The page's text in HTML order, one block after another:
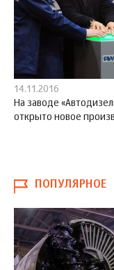
14.11.2016
На заводе
открыто новое
ПОПУЛЯРНОЕ